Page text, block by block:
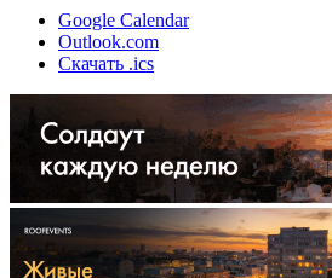
Google Calendar
Outlook.com
Скачать .ics